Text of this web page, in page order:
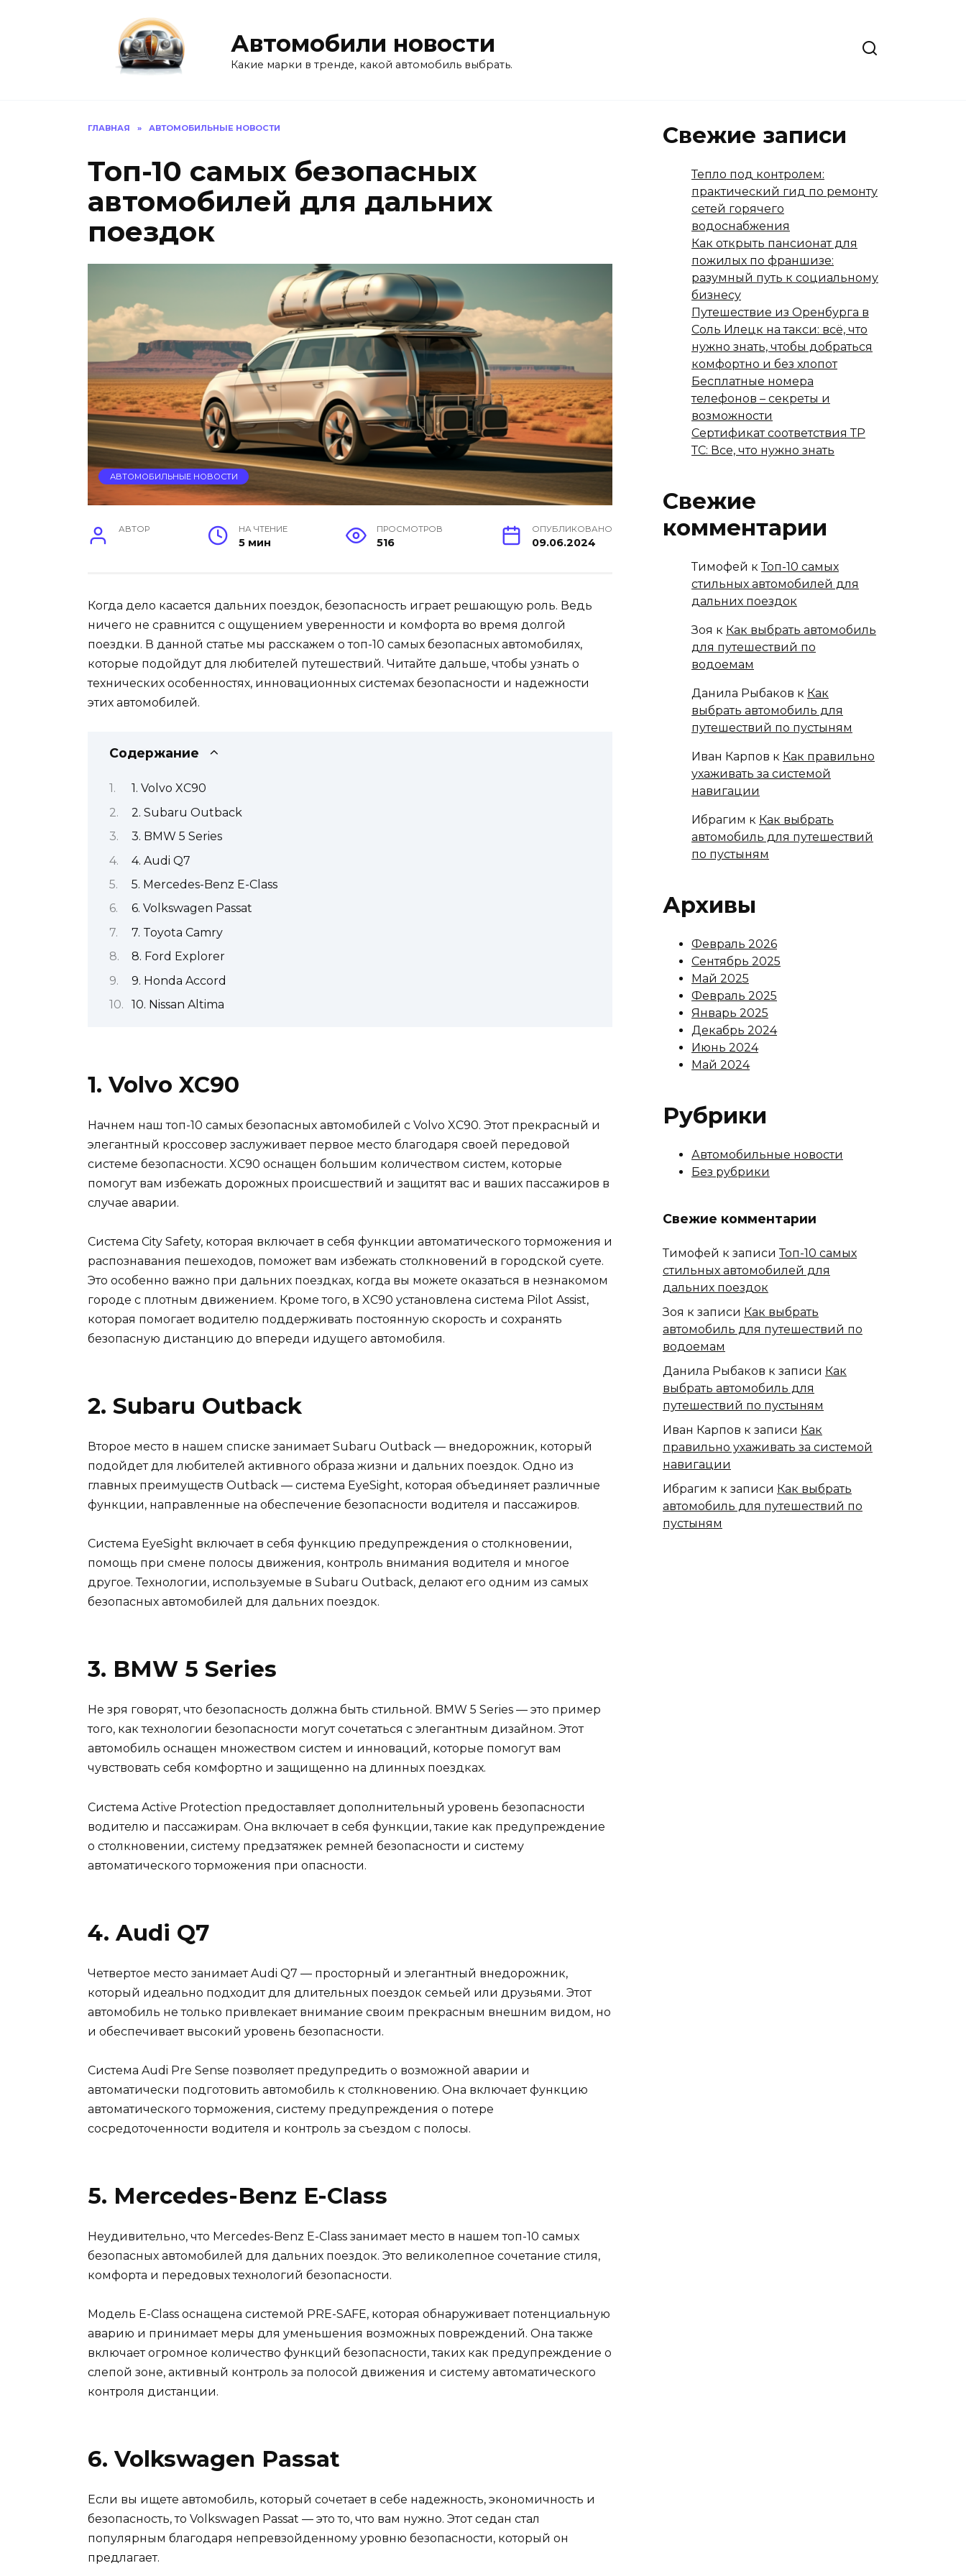
Автомобили новости
Какие марки в тренде, какой автомобиль выбрать.
ГЛАВНАЯ » АВТОМОБИЛЬНЫЕ НОВОСТИ
Топ-10 самых безопасных
автомобилей для дальних
поездок
АВТОМОБИЛЬНЫЕ НОВОСТИ
АВТОР НА ЧТЕНИЕ
5 мин
ПРОСМОТРОВ
516
ОПУБЛИКОВАНО
09.06.2024
Когда дело касается дальних поездок, безопасность играет решающую роль. Ведь
ничего не сравнится с ощущением уверенности и комфорта во время долгой
поездки. В данной статье мы расскажем о топ-10 самых безопасных автомобилях,
которые подойдут для любителей путешествий. Читайте дальше, чтобы узнать о
технических особенностях, инновационных системах безопасности и надежности
этих автомобилей.
Содержание
1. Volvo XC90
2. Subaru Outback
3. BMW 5 Series
4. Audi Q7
5. Mercedes-Benz E-Class
6. Volkswagen Passat
7. Toyota Camry
8. Ford Explorer
9. Honda Accord
10. Nissan Altima
1. Volvo XC90
Начнем наш топ-10 самых безопасных автомобилей с Volvo XC90. Этот прекрасный и
элегантный кроссовер заслуживает первое место благодаря своей передовой
системе безопасности. XC90 оснащен большим количеством систем, которые
помогут вам избежать дорожных происшествий и защитят вас и ваших пассажиров в
случае аварии.
Система City Safety, которая включает в себя функции автоматического торможения и
распознавания пешеходов, поможет вам избежать столкновений в городской суете.
Это особенно важно при дальних поездках, когда вы можете оказаться в незнакомом
городе с плотным движением. Кроме того, в XC90 установлена система Pilot Assist,
которая помогает водителю поддерживать постоянную скорость и сохранять
безопасную дистанцию до впереди идущего автомобиля.
2. Subaru Outback
Второе место в нашем списке занимает Subaru Outback — внедорожник, который
подойдет для любителей активного образа жизни и дальних поездок. Одно из
главных преимуществ Outback — система EyeSight, которая объединяет различные
функции, направленные на обеспечение безопасности водителя и пассажиров.
Система EyeSight включает в себя функцию предупреждения о столкновении,
помощь при смене полосы движения, контроль внимания водителя и многое
другое. Технологии, используемые в Subaru Outback, делают его одним из самых
безопасных автомобилей для дальних поездок.
3. BMW 5 Series
Не зря говорят, что безопасность должна быть стильной. BMW 5 Series — это пример
того, как технологии безопасности могут сочетаться с элегантным дизайном. Этот
автомобиль оснащен множеством систем и инноваций, которые помогут вам
чувствовать себя комфортно и защищенно на длинных поездках.
Система Active Protection предоставляет дополнительный уровень безопасности
водителю и пассажирам. Она включает в себя функции, такие как предупреждение
о столкновении, систему предзатяжек ремней безопасности и систему
автоматического торможения при опасности.
4. Audi Q7
Четвертое место занимает Audi Q7 — просторный и элегантный внедорожник,
который идеально подходит для длительных поездок семьей или друзьями. Этот
автомобиль не только привлекает внимание своим прекрасным внешним видом, но
и обеспечивает высокий уровень безопасности.
Система Audi Pre Sense позволяет предупредить о возможной аварии и
автоматически подготовить автомобиль к столкновению. Она включает функцию
автоматического торможения, систему предупреждения о потере
сосредоточенности водителя и контроль за съездом с полосы.
5. Mercedes-Benz E-Class
Неудивительно, что Mercedes-Benz E-Class занимает место в нашем топ-10 самых
безопасных автомобилей для дальних поездок. Это великолепное сочетание стиля,
комфорта и передовых технологий безопасности.
Модель E-Class оснащена системой PRE-SAFE, которая обнаруживает потенциальную
аварию и принимает меры для уменьшения возможных повреждений. Она также
включает огромное количество функций безопасности, таких как предупреждение о
слепой зоне, активный контроль за полосой движения и систему автоматического
контроля дистанции.
6. Volkswagen Passat
Если вы ищете автомобиль, который сочетает в себе надежность, экономичность и
безопасность, то Volkswagen Passat — это то, что вам нужно. Этот седан стал
популярным благодаря непревзойденному уровню безопасности, который он
предлагает.
Свежие записи
Тепло под контролем:
практический гид по ремонту
сетей горячего
водоснабжения
Как открыть пансионат для
пожилых по франшизе:
разумный путь к социальному
бизнесу
Путешествие из Оренбурга в
Соль Илецк на такси: всё, что
нужно знать, чтобы добраться
комфортно и без хлопот
Бесплатные номера
телефонов – секреты и
возможности
Сертификат соответствия ТР
ТС: Все, что нужно знать
Свежие
комментарии
Тимофей кТоп-10 самых
стильных автомобилей для
дальних поездок
Зоя к Как выбрать автомобиль
для путешествий по
водоемам
Данила Рыбаков к Как
выбрать автомобиль для
путешествий по пустыням
Иван Карпов к Как правильно
ухаживать за системой
навигации
Ибрагим к Как выбрать
автомобиль для путешествий
по пустыням
Архивы
Февраль 2026
Сентябрь 2025
Май 2025
Февраль 2025
Январь 2025
Декабрь 2024
Июнь 2024
Май 2024
Рубрики
Автомобильные новости
Без рубрики
Свежие комментарии
Тимофей к записиТоп-10 самых
стильных автомобилей для
дальних поездок
Зоя к записи Как выбрать
автомобиль для путешествий по
водоемам
Данила Рыбаков к записи Как
выбрать автомобиль для
путешествий по пустыням
Иван Карпов к записи Как
правильно ухаживать за системой
навигации
Ибрагим к записи Как выбрать
автомобиль для путешествий по
пустыням